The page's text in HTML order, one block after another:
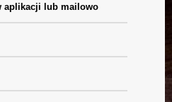
aplikacji lub mailowo